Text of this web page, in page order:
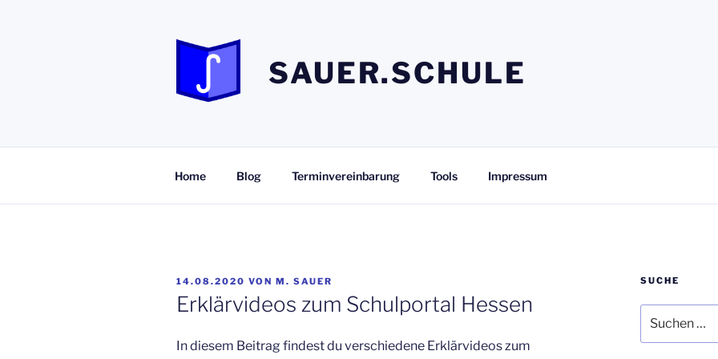
SAUER.SCHULE
Home Blog Terminvereinbarung Tools Impressum
VERÖFFENTLICHT
AM
14.08.2020 VON M. SAUER
Erklärvideos zum Schulportal Hessen
In diesem Beitrag findest du verschiedene Erklärvideos zum
SUCHE
nach: